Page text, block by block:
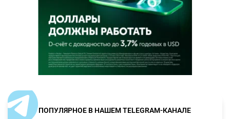
ПОПУЛЯРНОЕ В НАШЕМ TELEGRAM-КАНАЛЕ